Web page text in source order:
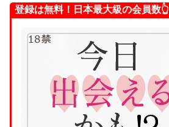
登録は無料！日本最大級の会員数👆